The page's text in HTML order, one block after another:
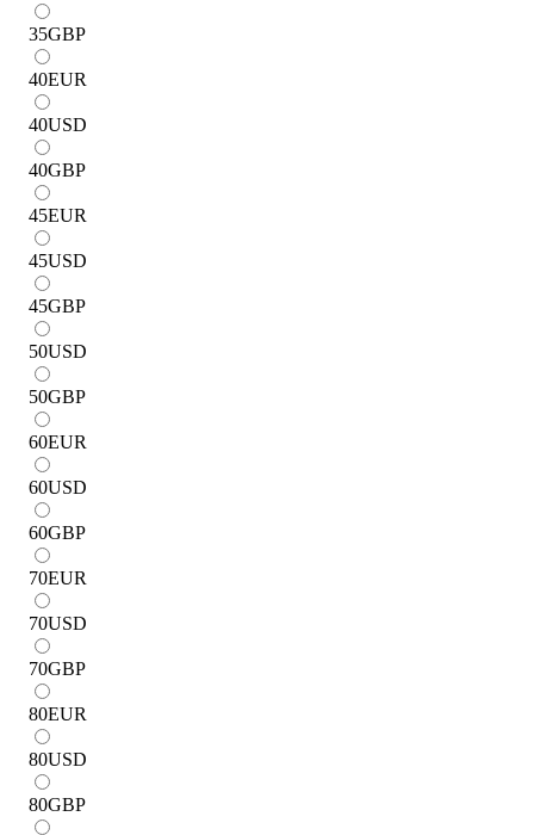
35GBP
40EUR
40USD
40GBP
45EUR
45USD
45GBP
50USD
50GBP
60EUR
60USD
60GBP
70EUR
70USD
70GBP
80EUR
80USD
80GBP